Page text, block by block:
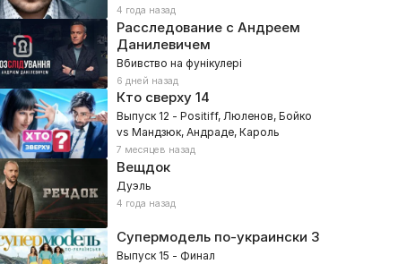
4 года назад
Расследование с Андреем
Данилевичем
Вбивство на фунікулері
6 дней назад
Кто сверху14
Выпуск 12 - Positiff, Люленов, Бойко
vs Мандзюк, Андраде, Кароль
7 месяцев назад
Вещдок
Дуэль
4 года назад
Супермодель по-украински 3
Выпуск 15 - Финал